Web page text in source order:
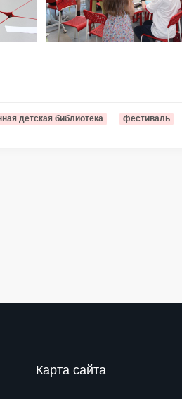
детская библиотека фестиваль
Карта сайта